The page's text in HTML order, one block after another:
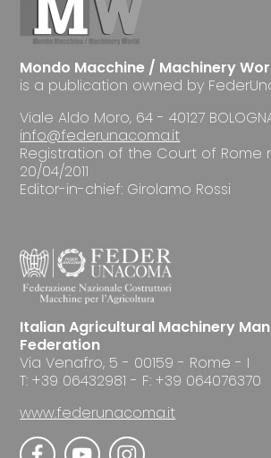
Mondo Macchine / Machinery
is a publication owned by
Viale Aldo Moro, 64 - 40127
info@federunacoma.it
Registration of the Court of Rome
20/04/2011
Editor-in-chief: Girolamo Rossi
Italian Agricultural Machinery
Federation
Via Venafro, 5 - 00159 - Rome - I
T: +39 06432981 - F: +39 064076370
www.federunacoma.it